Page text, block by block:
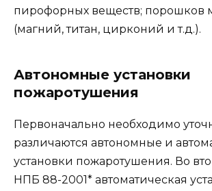
пирофорных веществ; порошков
(магний, титан, цирконий и т.д.).
Автономные установки
пожаротушения
Первоначально необходимо
различаются автономные и
установки пожаротушения. Во
НПБ 88-2001* автоматическая